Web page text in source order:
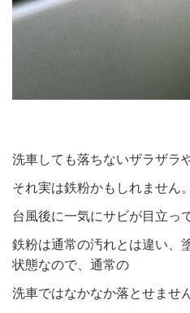
洗車しても落ちないザラザラ
それ実は鉄粉かもしれません。
台風後に一気にサビが目立っ
鉄粉は通常の汚れとは違い、
状態なので、通常の
洗車ではなかなか落とせません